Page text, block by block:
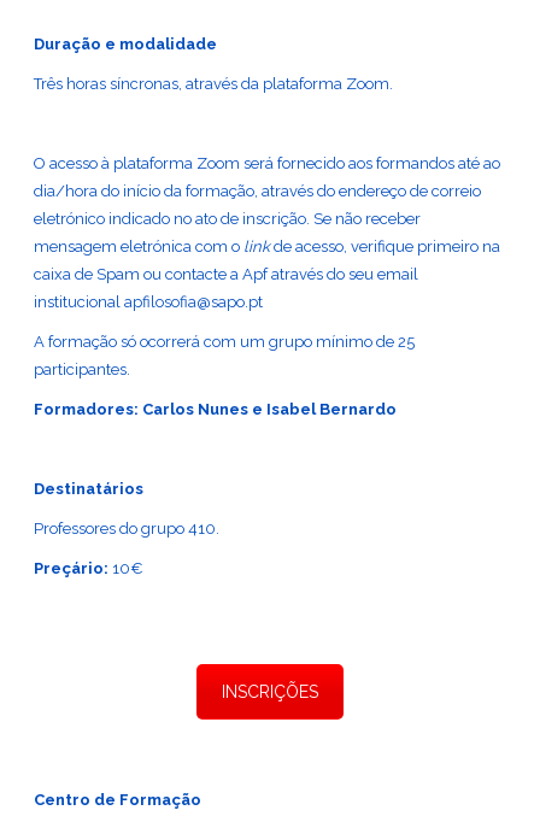
Duração e modalidade
Três horas síncronas, através da plataforma Zoom.
O acesso à plataforma Zoom será fornecido aos formandos até ao
dia/hora do início da formação, através do endereço de correio
eletrónico indicado no ato de inscrição. Se não receber
mensagem eletrónica com o linkde acesso, verifique primeiro na
caixa de Spam ou contacte a Apf através do seu email
institucional apfilosofia@sapo.pt
A formação só ocorrerá com um grupo mínimo de 25
participantes.
Formadores: Carlos Nunes e Isabel Bernardo
Destinatários
Professores do grupo 410.
Preçário: 10€
INSCRIÇÕES
Centro de Formação